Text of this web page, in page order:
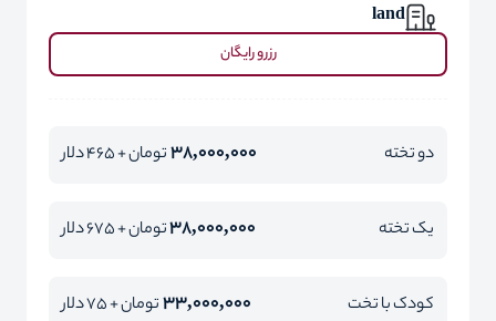
land
رزرو رایگان
دو تخته 38,000,000تومان + 465 دلار
یک تخته 38,000,000تومان + 675 دلار
کودک با تخت 33,000,000تومان + 75 دلار